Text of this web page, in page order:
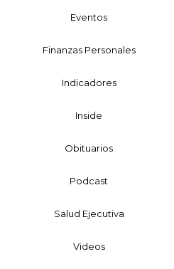
Eventos
Finanzas Personales
Indicadores
Inside
Obituarios
Podcast
Salud Ejecutiva
Videos